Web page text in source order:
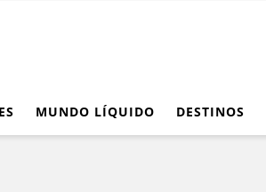
MUNDO LÍQUIDO DESTINOS